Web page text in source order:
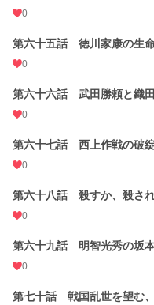
0
第六十五話 徳川家康の生
0
第六十六話 武田勝頼と織
0
第六十七話 西上作戦の破
0
第六十八話 殺すか、殺さ
0
第六十九話 明智光秀の坂
0
第七十話 戦国乱世を望む